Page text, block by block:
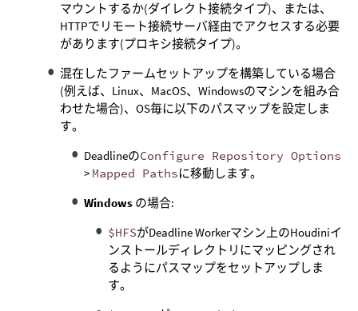
マウントするか(ダイレクト接続タイプ)、または、
HTTPでリモート接続サーバ経由でアクセスする必要
があります(プロキシ接続タイプ)。
混在したファームセットアップを構築している場合
(例えば、Linux、MacOS、Windowsのマシンを組み合
わせた場合)、OS毎に以下のパスマップを設定しま
す。
DeadlineのConfigure Repository Options
> Mapped Pathsに移動します。
Windows の場合:
$HFSがDeadline Workerマシン上のHoudiniイ
ンストールディレクトリにマッピングされ
るようにパスマップをセットアップしま
す。